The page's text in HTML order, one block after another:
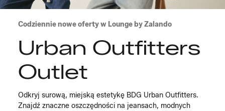
Codziennie nowe oferty w Lounge by Zalando
Urban Outfitters
Outlet
Odkryj surową, miejską estetykę BDG Urban Outfitters.
Znajdź znaczne oszczędności na jeansach, modnych